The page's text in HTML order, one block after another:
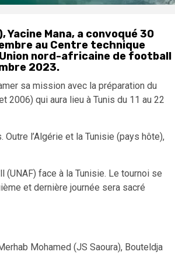
Yacine Mana, a convoqué 30
au Centre technique
nord-africaine de football
2023.
sa mission avec la préparation du
2006) qui aura lieu à Tunis du 11 au 22
l’Algérie et la Tunisie (pays hôte),
face à la Tunisie. Le tournoi se
et dernière journée sera sacré
Mohamed (JS Saoura), Bouteldja